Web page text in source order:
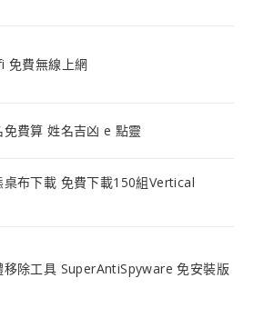
免費無線上網
免費算 姓名吉凶 e 點靈
桌布下載 免費下載150組Vertical
移除工具 SuperAntiSpyware 免安裝版